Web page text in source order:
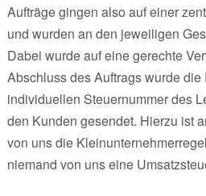
Aufträge gingen also auf einer
und wurden an den jeweiligen
Dabei wurde auf eine gerechte
Abschluss des Auftrags wurde
individuellen Steuernummer des
den Kunden gesendet. Hierzu ist
von uns die
niemand von uns eine